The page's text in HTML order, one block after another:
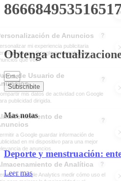
Obtenga
Subscribite
Mas notas
Deporte y menstruación:
Leer mas